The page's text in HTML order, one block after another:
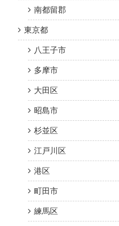
南都留郡
東京都
八王子市
多摩市
大田区
昭島市
杉並区
江戸川区
港区
町田市
練馬区